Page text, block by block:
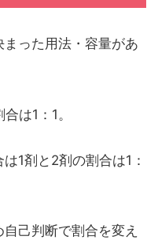
った用法・容量があ
は1：1。
1剤と2剤の割合は1：
己判断で割合を変え